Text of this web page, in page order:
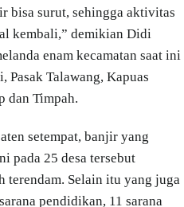
bisa surut, sehingga aktivitas
kembali,” demikian Didi
enam kecamatan saat ini
Pasak Talawang, Kapuas
dan Timpah.
setempat, banjir yang
pada 25 desa tersebut
terendam. Selain itu yang juga
pendidikan, 11 sarana